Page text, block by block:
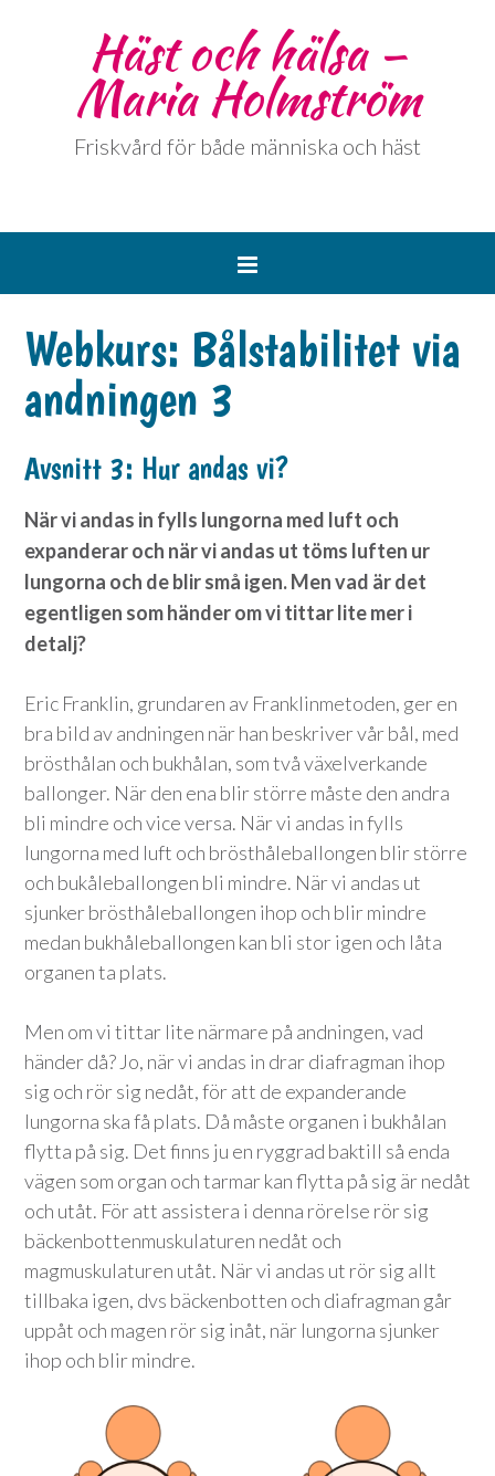
Häst och hälsa –
Maria Holmström
Friskvård för både människa och häst
Webkurs: Bålstabilitet via
andningen 3
Avsnitt 3: Hur andas vi?
När vi andas in fylls lungorna med luft och
expanderar och när vi andas ut töms luften ur
lungorna och de blir små igen. Men vad är det
egentligen som händer om vi tittar lite mer i
detalj?
Eric Franklin, grundaren av Franklinmetoden, ger en
bra bild av andningen när han beskriver vår bål, med
brösthålan och bukhålan, som två växelverkande
ballonger. När den ena blir större måste den andra
bli mindre och vice versa. När vi andas in fylls
lungorna med luft och brösthåleballongen blir större
och bukåleballongen bli mindre. När vi andas ut
sjunker brösthåleballongen ihop och blir mindre
medan bukhåleballongen kan bli stor igen och låta
organen ta plats.
Men om vi tittar lite närmare på andningen, vad
händer då? Jo, när vi andas in drar diafragman ihop
sig och rör sig nedåt, för att de expanderande
lungorna ska få plats. Då måste organen i bukhålan
flytta på sig. Det finns ju en ryggrad baktill så enda
vägen som organ och tarmar kan flytta på sig är nedåt
och utåt. För att assistera i denna rörelse rör sig
bäckenbottenmuskulaturen nedåt och
magmuskulaturen utåt. När vi andas ut rör sig allt
tillbaka igen, dvs bäckenbotten och diafragman går
uppåt och magen rör sig inåt, när lungorna sjunker
ihop och blir mindre.